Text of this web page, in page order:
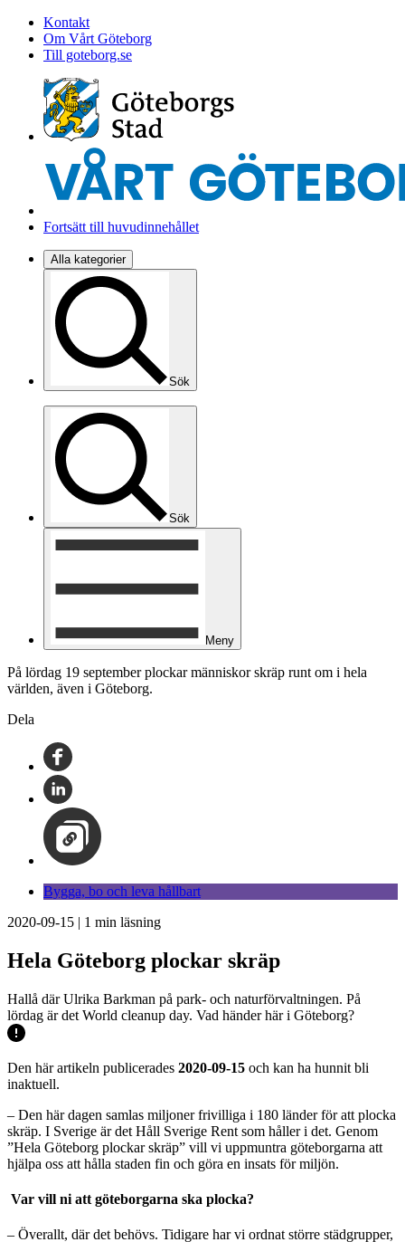
Kontakt
Om Vårt Göteborg
Till goteborg.se
Fortsätt till huvudinnehållet
Alla kategorier
Sök
Sök
Meny
På lördag 19 september plockar människor skräp runt om i hela
världen, även i Göteborg.
Dela
Bygga, bo och leva hållbart
2020-09-15 | 1 min läsning
Hela Göteborg plockar skräp
Hallå där Ulrika Barkman på park- och naturförvaltningen. På
lördag är det World cleanup day. Vad händer här i Göteborg?
Den här artikeln publicerades 2020-09-15 och kan ha hunnit bli
inaktuell.
– Den här dagen samlas miljoner frivilliga i 180 länder för att plocka
skräp. I Sverige är det Håll Sverige Rent som håller i det. Genom
”Hela Göteborg plockar skräp” vill vi uppmuntra göteborgarna att
hjälpa oss att hålla staden fin och göra en insats för miljön.
Var vill ni att göteborgarna ska plocka?
– Överallt, där det behövs. Tidigare har vi ordnat större städgrupper,